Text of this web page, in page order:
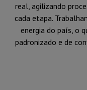
real, agilizando
cada etapa.
energia do país, o
padronizado e de